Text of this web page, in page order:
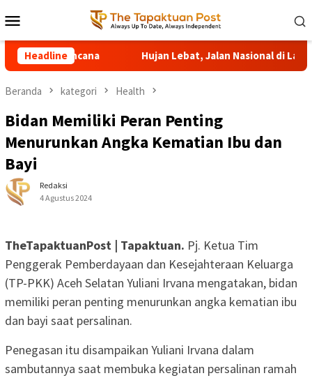
ke
kontenMobile
Headline Hujan Lebat, Jalan Nasional di Ladang Rimba
Beranda kategori Health
Bidan Memiliki Peran Penting
Menurunkan Angka Kematian Ibu dan
Bayi
Redaksi
4 Agustus 2024
TheTapaktuanPost | Tapaktuan. Pj. Ketua Tim
Penggerak Pemberdayaan dan Kesejahteraan Keluarga
(TP-PKK) Aceh Selatan Yuliani Irvana mengatakan, bidan
memiliki peran penting menurunkan angka kematian ibu
dan bayi saat persalinan.
Penegasan itu disampaikan Yuliani Irvana dalam
sambutannya saat membuka kegiatan persalinan ramah